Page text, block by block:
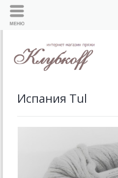
Испания Tul